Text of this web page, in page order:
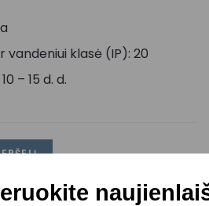
klasė (IP): 20
– 15 d. d.